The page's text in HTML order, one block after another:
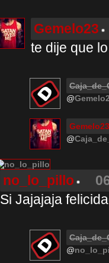
Gemelo23
te dije que
@
Gemelo23
@
no_lo_pillo
Si Jajajaja
@